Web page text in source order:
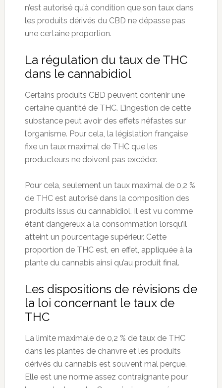
n’est autorisé qu’à condition que son taux dans
les produits dérivés du CBD ne dépasse pas
une certaine proportion.
La régulation du taux de THC
dans le cannabidiol
Certains produits CBD peuvent contenir une
certaine quantité de THC. L’ingestion de cette
substance peut avoir des effets néfastes sur
l’organisme. Pour cela, la législation française
fixe un taux maximal de THC que les
producteurs ne doivent pas excéder.
Pour cela, seulement un taux maximal de 0,2 %
de THC est autorisé dans la composition des
produits issus du cannabidiol. Il est vu comme
étant dangereux à la consommation lorsqu’il
atteint un pourcentage supérieur. Cette
proportion de THC est, en effet, appliquée à la
plante du cannabis ainsi qu’au produit final.
Les dispositions de révisions de
la loi concernant le taux de
THC
La limite maximale de 0,2 % de taux de THC
dans les plantes de chanvre et les produits
dérivés du cannabis est souvent mal perçue.
Elle est une norme assez contraignante pour